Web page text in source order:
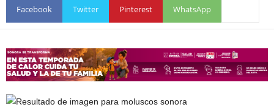
Facebook Twitter Pinterest WhatsApp